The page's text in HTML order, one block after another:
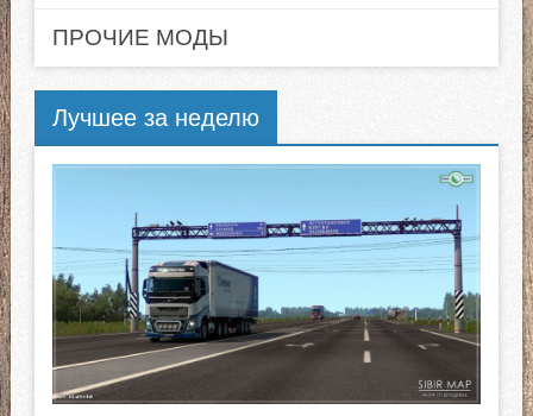
ПРОЧИЕ МОДЫ
Лучшее за неделю